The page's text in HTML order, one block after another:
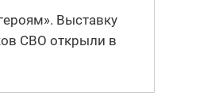
Выставку
СВО открыли в